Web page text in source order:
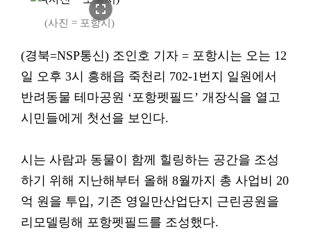
fullscreen
(사진 = 포항시)
(경북=NSP통신) 조인호 기자 = 포항시는 오는 12
일 오후 3시 흥해읍 죽천리 702-1번지 일원에서
반려동물 테마공원 ‘포항펫필드’ 개장식을 열고
시민들에게 첫선을 보인다.
시는 사람과 동물이 함께 힐링하는 공간을 조성
하기 위해 지난해부터 올해 8월까지 총 사업비 20
억 원을 투입, 기존 영일만산업단지 근린공원을
리모델링해 포항펫필드를 조성했다.